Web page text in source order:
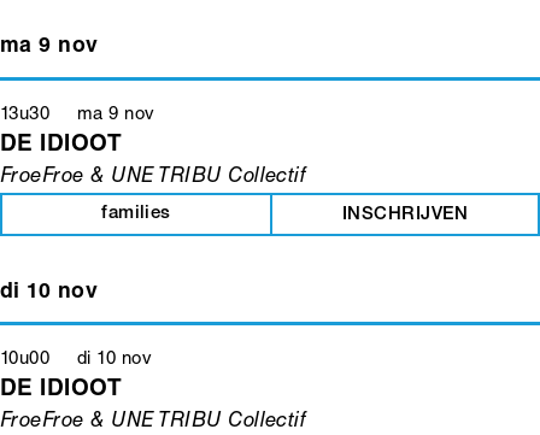
ma 9 nov
13u30 ma 9 nov
DE IDIOOT
FroeFroe & UNE TRIBU Collectif
families INSCHRIJVEN
di 10 nov
10u00 di 10 nov
DE IDIOOT
FroeFroe & UNE TRIBU Collectif